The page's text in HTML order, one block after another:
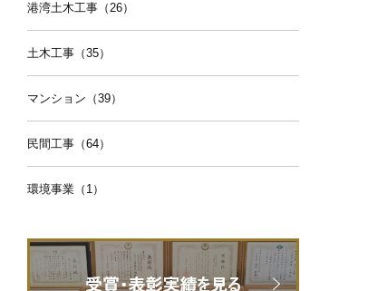
港湾土木工事（26）
土木工事（35）
マンション（39）
民間工事（64）
環境事業（1）